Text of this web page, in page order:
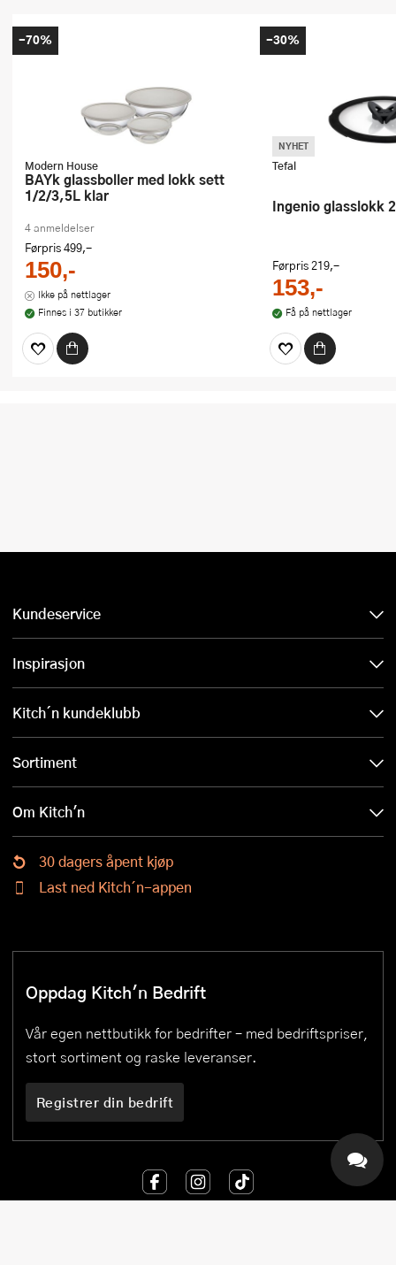
Modern House
bAYk glassboller med lokk sett
1/2/3,5L klar
4 anmeldelser
Førpris499,-
150,-
Ikke på nettlager
Finnes i 37 butikker
-70%
NYHET
Tefal
Ingenio glasslokk
Førpris219,-
153,-
Få på nettlager
-30%
Kundeservice
Inspirasjon
Kitch´n kundeklubb
Sortiment
Om Kitch'n
30 dagers åpent kjøp
Last ned Kitch´n-appen
Oppdag Kitch'n Bedrift
Vår egen nettbutikk for bedrifter – med bedriftspriser,
stort sortiment og raske leveranser.
Registrer din bedrift